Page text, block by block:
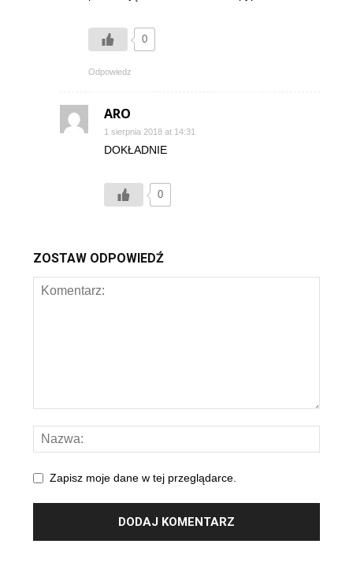
0
Odpowiedz
ARO
1 sierpnia 2018 at 14:31
DOKŁADNIE
0
ZOSTAW ODPOWIEDŹ
Zapisz moje dane w tej przeglądarce.